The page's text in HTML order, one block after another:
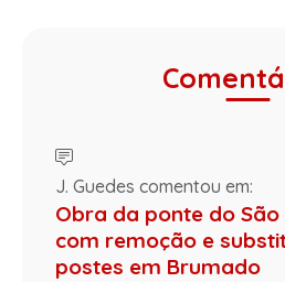
J. Guedes comentou em:
Obra da ponte do São
com remoção e
postes em Brumado